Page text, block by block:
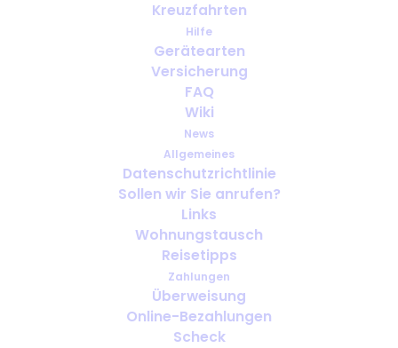
Kreuzfahrten
Hilfe
Gerätearten
Versicherung
FAQ
Wiki
News
Allgemeines
Datenschutzrichtlinie
Sollen wir Sie anrufen?
Links
Wohnungstausch
Reisetipps
Zahlungen
Überweisung
Online-Bezahlungen
Scheck
Wie weit im Voraus sollte man
Sauerstoff für die Reise